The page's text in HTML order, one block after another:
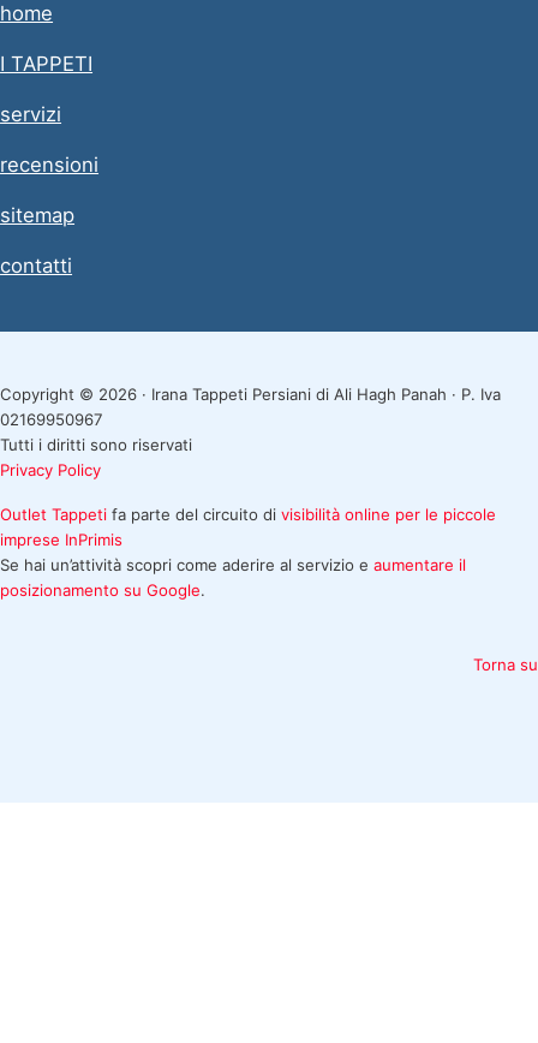
home
I TAPPETI
servizi
recensioni
sitemap
contatti
Copyright © 2026 · Irana Tappeti Persiani di Ali Hagh Panah · P. Iva
02169950967
Tutti i diritti sono riservati
Privacy Policy
Outlet Tappeti fa parte del circuito divisibilità online per le piccole
imprese InPrimis
Se hai un’attività scopri come aderire al servizio eaumentare il
posizionamento su Google.
Torna su